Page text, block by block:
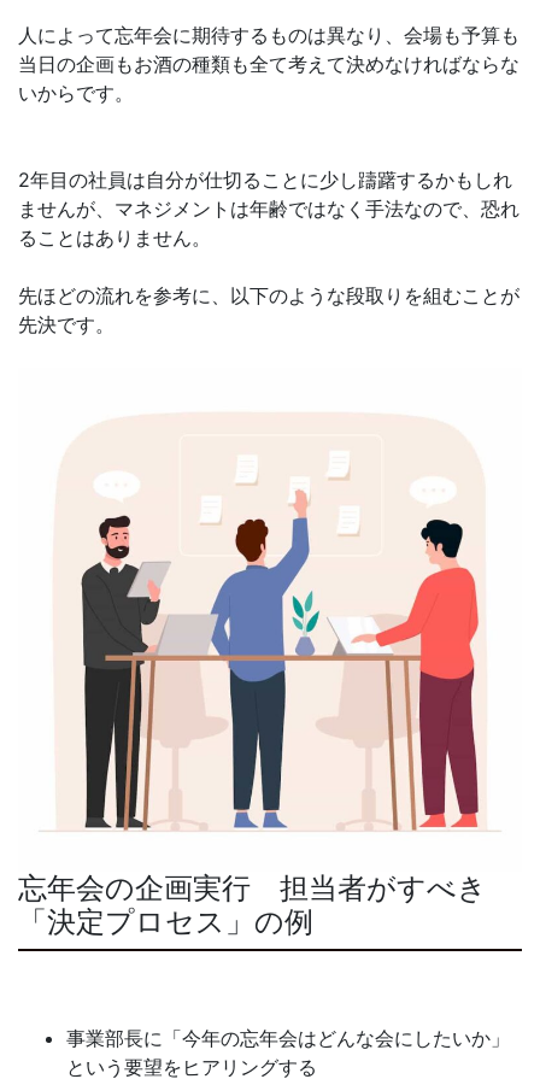
人によって忘年会に期待するものは異なり、会場も予算も
当日の企画もお酒の種類も全て考えて決めなければならな
いからです。
2年目の社員は自分が仕切ることに少し躊躇するかもしれ
ませんが、マネジメントは年齢ではなく手法なので、恐れ
ることはありません。
先ほどの流れを参考に、以下のような段取りを組むことが
先決です。
忘年会の企画実行 担当者がすべき
「決定プロセス」の例
事業部長に「今年の忘年会はどんな会にしたいか」
という要望をヒアリングする